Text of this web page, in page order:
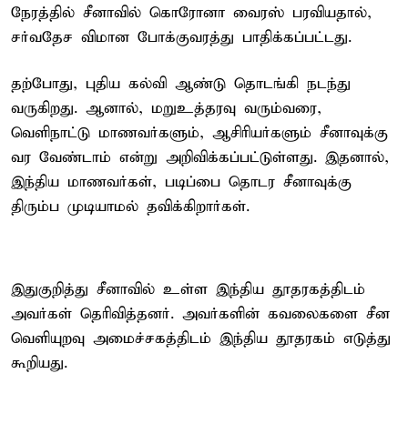
நேரத்தில் சீனாவில் கொரோனா வைரஸ் பரவியதால்,
சர்வதேச விமான போக்குவரத்து பாதிக்கப்பட்டது.
தற்போது, புதிய கல்வி ஆண்டு தொடங்கி நடந்து
வருகிறது. ஆனால், மறுஉத்தரவு வரும்வரை,
வெளிநாட்டு மாணவர்களும், ஆசிரியர்களும் சீனாவுக்கு
வர வேண்டாம் என்று அறிவிக்கப்பட்டுள்ளது. இதனால்,
இந்திய மாணவர்கள், படிப்பை தொடர சீனாவுக்கு
திரும்ப முடியாமல் தவிக்கிறார்கள்.
இதுகுறித்து சீனாவில் உள்ள இந்திய தூதரகத்திடம்
அவர்கள் தெரிவித்தனர். அவர்களின் கவலைகளை சீன
வெளியுறவு அமைச்சகத்திடம் இந்திய தூதரகம் எடுத்து
கூறியது.